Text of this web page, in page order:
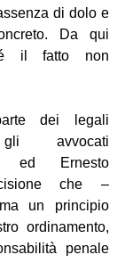
di dolo e
Da qui
il fatto non
dei legali
gli avvocati
ed Ernesto
che –
un principio
ordinamento,
penale